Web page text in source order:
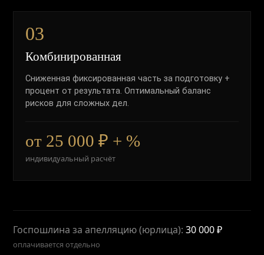
03
Комбинированная
Сниженная фиксированная часть за подготовку +
процент от результата. Оптимальный баланс
рисков для сложных дел.
от 25 000 ₽ + %
индивидуальный расчёт
Госпошлина за апелляцию (юрлица): 30 000 ₽
оплачивается отдельно